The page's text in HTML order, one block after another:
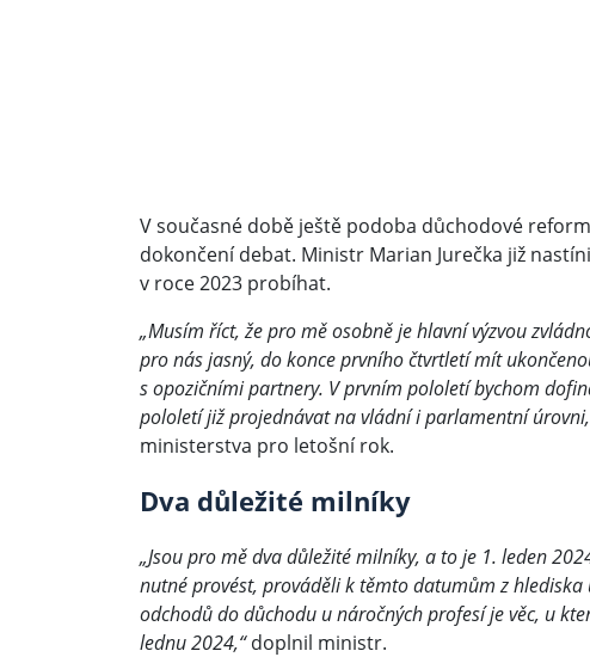
V současné době ještě podoba důchodové
dokončení debat. Ministr Marian Jurečka již
v roce 2023 probíhat.
„Musím říct, že pro mě osobně je hlavní výzvou
pro nás jasný, do konce prvního čtvrtletí mít
s opozičními partnery. V prvním pololetí bychom
pololetí již projednávat na vládní i parlamentní
ministerstva pro letošní rok.
Dva důležité milníky
„Jsou pro mě dva důležité milníky, a to je 1. leden
nutné provést, prováděli k těmto datumům z
odchodů do důchodu u náročných profesí je věc, u
lednu 2024,“doplnil ministr.